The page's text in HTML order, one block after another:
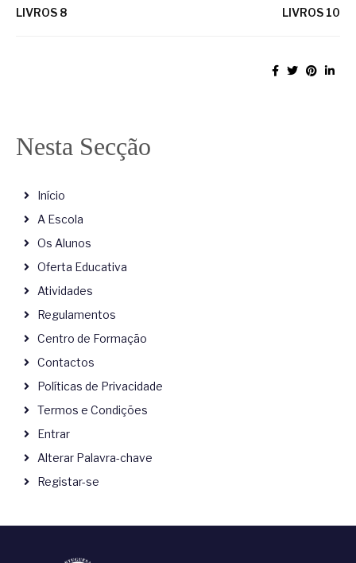
LIVROS 8 LIVROS 10
Nesta Secção
Início
A Escola
Os Alunos
Oferta Educativa
Atividades
Regulamentos
Centro de Formação
Contactos
Políticas de Privacidade
Termos e Condições
Entrar
Alterar Palavra-chave
Registar-se